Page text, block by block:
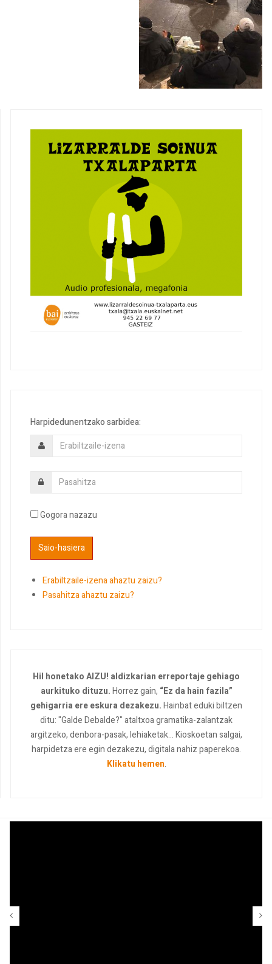
Harpidedunentzako sarbidea:
Gogora nazazu
Erabiltzaile-izena ahaztu zaizu?
Pasahitza ahaztu zaizu?
Hil honetako AIZU! aldizkarian erreportaje gehiago
aurkituko dituzu.Horrez gain, “Ez da hain fazila”
gehigarria ere eskura dezakezu.Hainbat eduki biltzen
ditu: "Galde Debalde?" ataltxoa gramatika-zalantzak
argitzeko, denbora-pasak, lehiaketak... Kioskoetan salgai,
harpidetza ere egin dezakezu, digitala nahiz paperekoa.
Klikatu hemen.